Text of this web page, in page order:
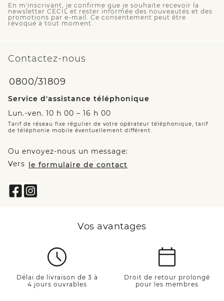
En m'inscrivant, je confirme que je souhaite recevoir la
newsletter CECIL et rester informée des nouveautés et des
promotions par e-mail. Ce consentement peut être
révoqué à tout moment.
Contactez-nous
0800/31809
Service d'assistance téléphonique
Lun.-ven. 10 h 00 – 16 h 00
Tarif de réseau fixe régulier de votre opérateur téléphonique, tarif
de téléphonie mobile éventuellement différent.
Ou envoyez-nous un message:
Vers le formulaire de contact
Vos avantages
Délai de livraison de 3 à
4 jours ouvrables
Droit de retour prolongé
pour les membres